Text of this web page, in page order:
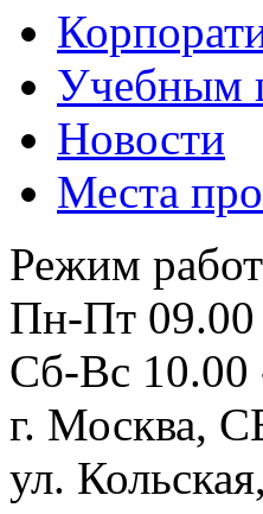
Учебным
Новости
Места
Режим
Пн-Пт 09.00
Сб-Вс 10.00
г. Москва,
ул.